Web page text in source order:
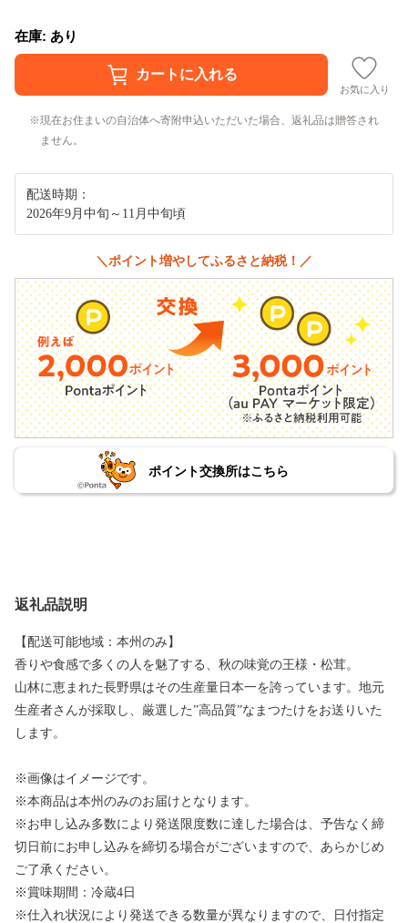
在庫: あり
お気に入り
現在お住まいの自治体へ寄附申込いただいた場合、返礼品は贈答され
ません。
配送時期：
2026年9月中旬～11月中旬頃
＼ポイント増やしてふるさと納税！／
ポイント交換所はこちら
返礼品説明
【配送可能地域：本州のみ】
香りや食感で多くの人を魅了する、秋の味覚の王様・松茸。
山林に恵まれた長野県はその生産量日本一を誇っています。地元
生産者さんが採取し、厳選した”高品質”なまつたけをお送りいた
します。
※画像はイメージです。
※本商品は本州のみのお届けとなります。
※お申し込み多数により発送限度数に達した場合は、予告なく締
切日前にお申し込みを締切る場合がございますので、あらかじめ
ご了承ください。
※賞味期間：冷蔵4日
※仕入れ状況により発送できる数量が異なりますので、日付指定